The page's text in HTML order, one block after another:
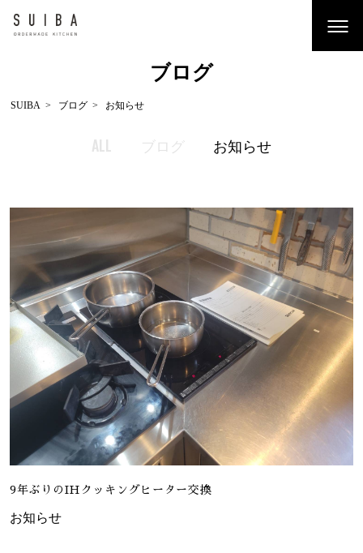
ブログ
SUIBA ブログ お知らせ
ALL ブログ お知らせ
9年ぶりのIHクッキングヒーター交換
お知らせ